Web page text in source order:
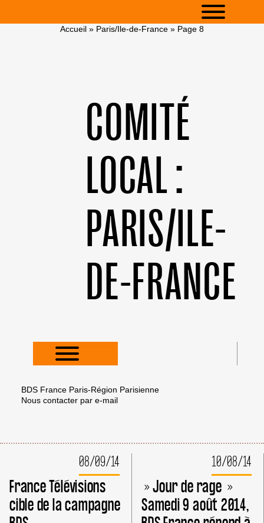
Accueil » Paris/Ile-de-France » Page 8
COMITÉ
LOCAL :
PARIS/ILE-
DE-FRANCE
BDS France Paris-Région Parisienne
Nous contacter pare-mail
08/09/14
France Télévisions
cible de la campagne
10/08/14
» Jour de rage »
Samedi 9 août 2014,